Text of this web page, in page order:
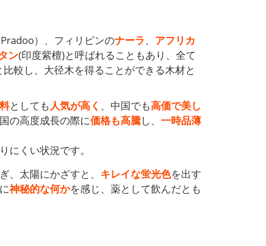
）、フィリピンのナーラ、 アフリカ
ン(印度紫檀)と呼ばれることもあり、全て
較し、大径木を得ることができる木材と
としても人気が高く 、中国でも高価で美し
の高度成長の際に価格も高騰し、一時品薄
にくい状況です。
、太陽にかざすと、 キレイな蛍光色を出す
神秘的な何かを感じ、薬として飲んだとも